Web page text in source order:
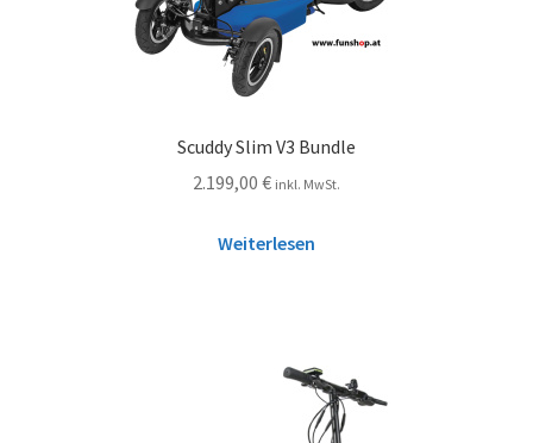
Scuddy Slim V3 Bundle
2.199,00 € inkl. MwSt.
Weiterlesen